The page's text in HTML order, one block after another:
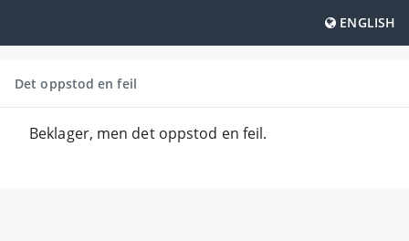
ENGLISH
Det oppstod en feil
Beklager, men det oppstod en feil.